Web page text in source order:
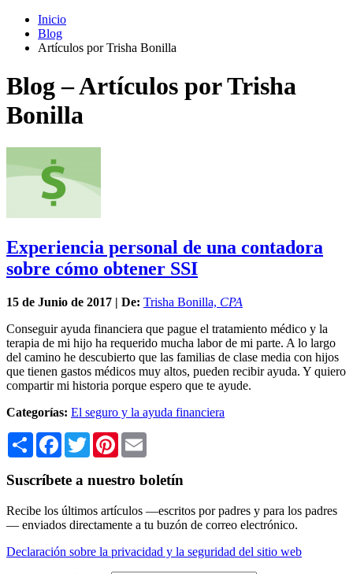
Inicio
Blog
Artículos por Trisha Bonilla
Blog – Artículos por Trisha
Bonilla
Experiencia personal de una contadora
sobre cómo obtener SSI
15 de Junio de 2017 | De: Trisha Bonilla, CPA
Conseguir ayuda financiera que pague el tratamiento médico y la
terapia de mi hijo ha requerido mucha labor de mi parte. A lo largo
del camino he descubierto que las familias de clase media con hijos
que tienen gastos médicos muy altos, pueden recibir ayuda. Y quiero
compartir mi historia porque espero que te ayude.
Categorías: El seguro y la ayuda financiera
Share Facebook
TwitterPinterest
Suscríbete a nuestro boletín
Recibe los últimos artículos —escritos por padres y para los padres
— enviados directamente a tu buzón de correo electrónico.
Declaración sobre la privacidad y la seguridad del sitio web